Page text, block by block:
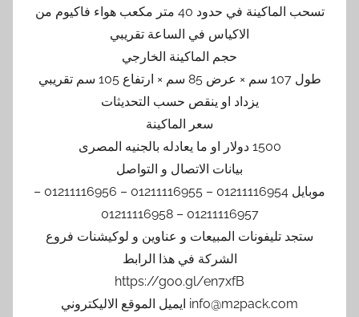
تسحب الماكينة في حدود 40 متر مكعب هواء فاكيوم من
الاكياس في الساعة تقريبي
حجم الماكينة الخارجي
طول 107 سم × عرض 85 سم × ارتفاع 105 سم تقريبي
يزداد او ينقص حسب التحديثات
سعر الماكينة
1500 دولار او ما يعادله بالجنيه المصرى
بيانات الاتصال و التواصل
موبايل 01211116954 – 01211116955 – 01211116956 –
01211116957 – 01211116958
ستجد تليفونات المبيعات و عناوين و لوكيشنات فروع
الشركة في هذا الرابط
https://goo.gl/en7xfB
info@m2pack.com ايميل الموقع الاليكتروني